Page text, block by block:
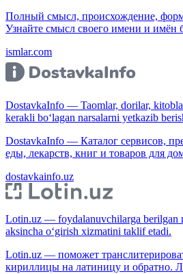
Полный смысл, происхождение,
Узнайте смысл своего имени и имён
ismlar.com
DostavkaInfo — Taomlar, dorilar,
kerakli bo‘lagan narsalarni yetkazib
DostavkaInfo — Каталог сервисов,
еды, лекарств, книг и товаров для
dostavkainfo.uz
Lotin.uz — foydalanuvchilarga berilgan
aksincha o‘girish xizmatini taklif etadi.
Lotin.uz — поможет
кириллицы на латиницу и обратно.